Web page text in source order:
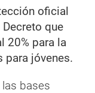
oficial
que
20% para la
para jóvenes.
bases